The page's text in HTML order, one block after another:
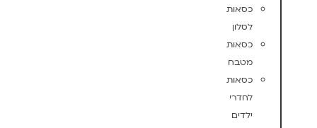
כסאות
לסלון
כסאות
מטבח
כסאות
לחדרי
ילדים